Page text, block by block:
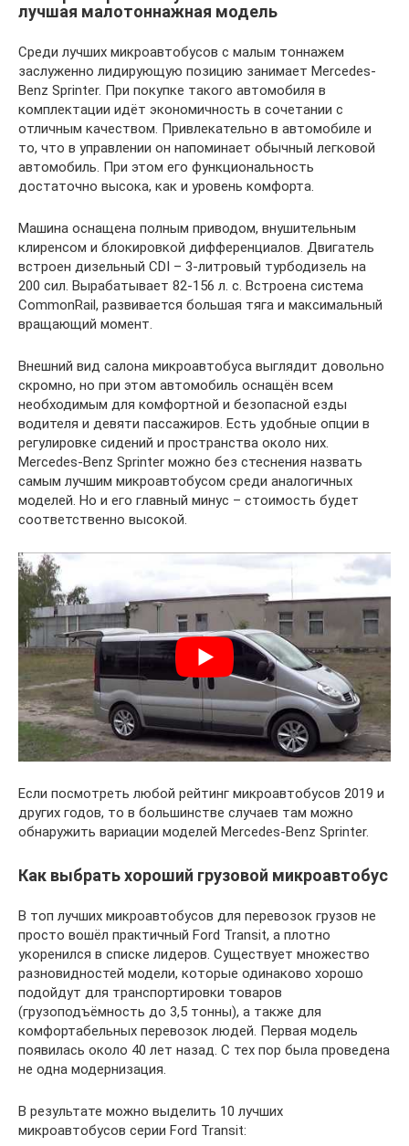
лучшая малотоннажная модель
Среди лучших микроавтобусов с малым тоннажем
заслуженно лидирующую позицию занимает Mercedes-
Benz Sprinter. При покупке такого автомобиля в
комплектации идёт экономичность в сочетании с
отличным качеством. Привлекательно в автомобиле и
то, что в управлении он напоминает обычный легковой
автомобиль. При этом его функциональность
достаточно высока, как и уровень комфорта.
Машина оснащена полным приводом, внушительным
клиренсом и блокировкой дифференциалов. Двигатель
встроен дизельный CDI – 3-литровый турбодизель на
200 сил. Вырабатывает 82-156 л. с. Встроена система
CommonRail, развивается большая тяга и максимальный
вращающий момент.
Внешний вид салона микроавтобуса выглядит довольно
скромно, но при этом автомобиль оснащён всем
необходимым для комфортной и безопасной езды
водителя и девяти пассажиров. Есть удобные опции в
регулировке сидений и пространства около них.
Mercedes-Benz Sprinter можно без стеснения назвать
самым лучшим микроавтобусом среди аналогичных
моделей. Но и его главный минус – стоимость будет
соответственно высокой.
Если посмотреть любой рейтинг микроавтобусов 2019 и
других годов, то в большинстве случаев там можно
обнаружить вариации моделей Mercedes-Benz Sprinter.
Как выбрать хороший грузовой микроавтобус
В топ лучших микроавтобусов для перевозок грузов не
просто вошёл практичный Ford Transit, а плотно
укоренился в списке лидеров. Существует множество
разновидностей модели, которые одинаково хорошо
подойдут для транспортировки товаров
(грузоподъёмность до 3,5 тонны), а также для
комфортабельных перевозок людей. Первая модель
появилась около 40 лет назад. С тех пор была проведена
не одна модернизация.
В результате можно выделить 10 лучших
микроавтобусов серии Ford Transit: